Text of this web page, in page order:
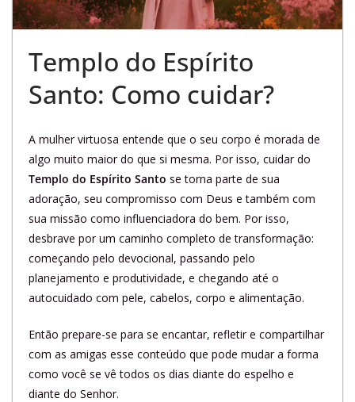
Templo do Espírito
Santo: Como cuidar?
A mulher virtuosa entende que o seu corpo é morada de
algo muito maior do que si mesma. Por isso, cuidar do
Templo do Espírito Santo se torna parte de sua
adoração, seu compromisso com Deus e também com
sua missão como influenciadora do bem. Por isso,
desbrave por um caminho completo de transformação:
começando pelo devocional, passando pelo
planejamento e produtividade, e chegando até o
autocuidado com pele, cabelos, corpo e alimentação.
Então prepare-se para se encantar, refletir e compartilhar
com as amigas esse conteúdo que pode mudar a forma
como você se vê todos os dias diante do espelho e
diante do Senhor.